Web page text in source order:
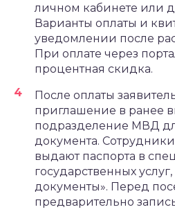
личном кабинете или
Варианты оплаты и
уведомлении после
При оплате через
процентная скидка.
После оплаты
приглашение в ранее
подразделение МВД
документа.
выдают паспорта в
государственных
документы». Перед
предварительно